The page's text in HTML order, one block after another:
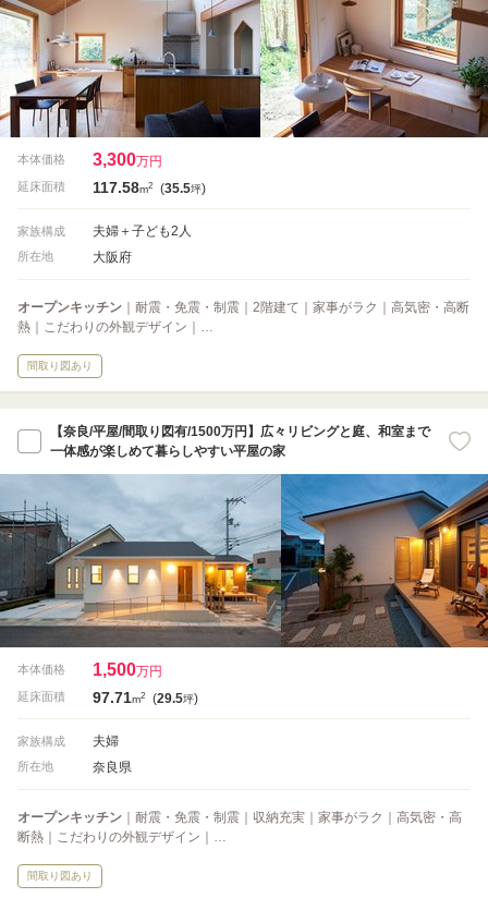
本体価格 3,300万円
延床面積 117.58m2 (35.5坪)
家族構成 夫婦＋子ども2人
所在地 大阪府
オープンキッチン ｜耐震・免震・制震｜2階建て｜家事がラク｜高気密・高断
熱｜こだわりの外観デザイン｜…
間取り図あり
【奈良/平屋/間取り図有/1500万円】広々リビングと庭、和室まで
一体感が楽しめて暮らしやすい平屋の家
本体価格 1,500万円
延床面積 97.71m2 (29.5坪)
家族構成 夫婦
所在地 奈良県
オープンキッチン ｜耐震・免震・制震｜収納充実｜家事がラク｜高気密・高
断熱｜こだわりの外観デザイン｜…
間取り図あり